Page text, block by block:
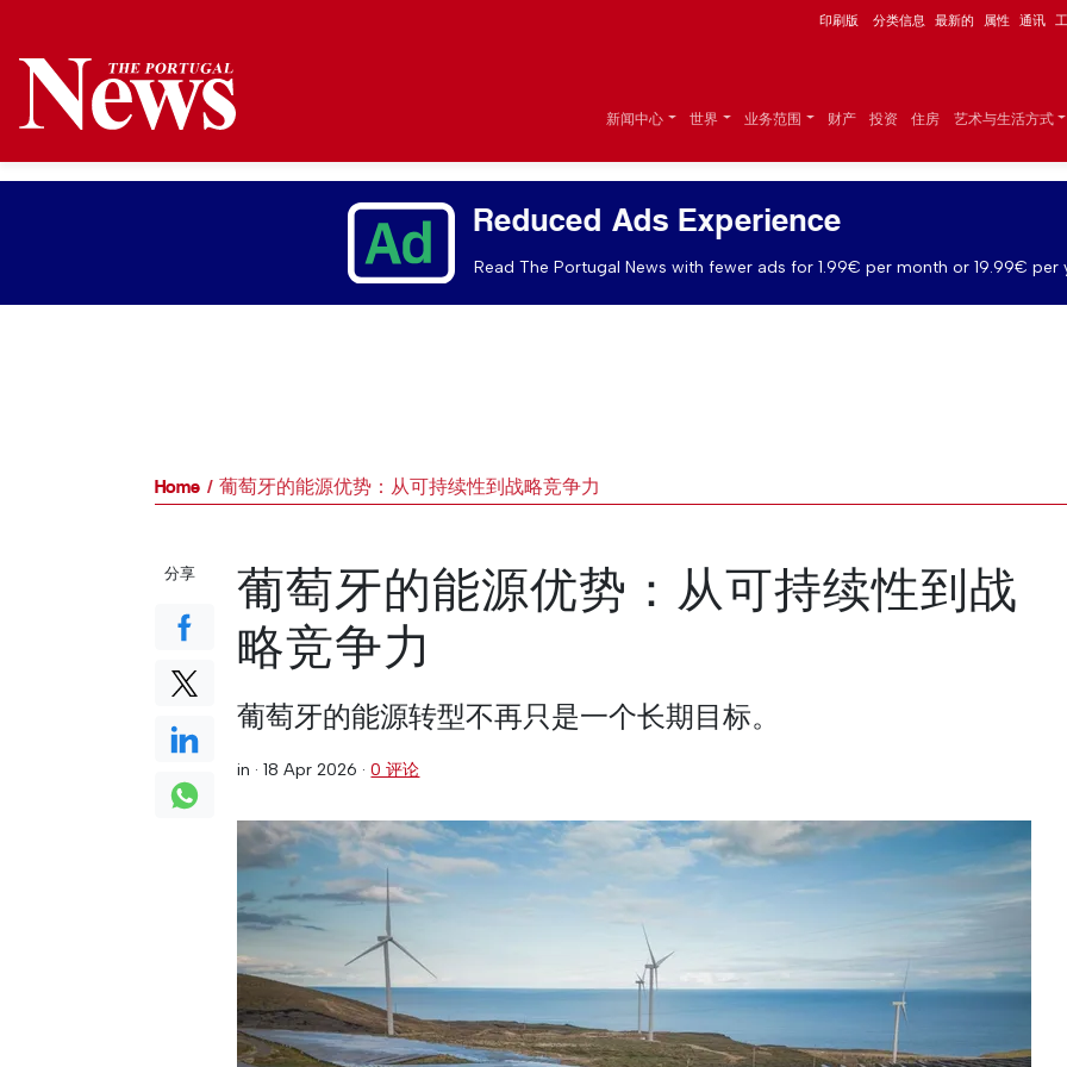
印刷版 分类信息 最新的 属性 通讯
新闻中心 世界 业务范围 财产 投资 住房 艺术与生活方式
Reduced Ads Experience
Read The Portugal News with fewer ads for 1.99€ per month or 19.99€ per
Home 葡萄牙的能源优势：从可持续性到战略竞争力
葡萄牙的能源优势：从可持续性到战
略竞争力
葡萄牙的能源转型不再只是一个长期目标。
in ·18 Apr 2026 ·0 评论
分享